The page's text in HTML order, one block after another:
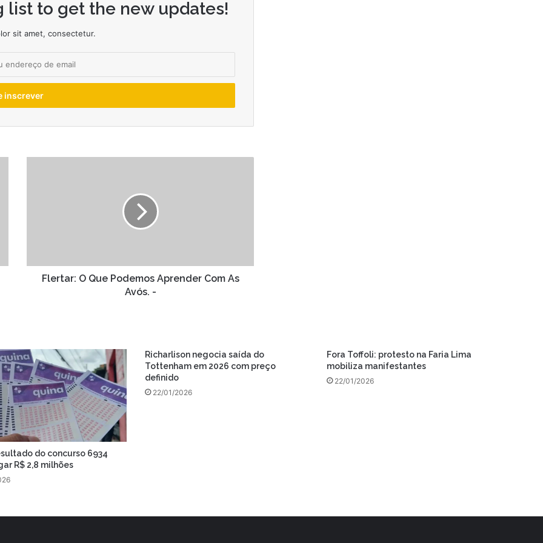
list to get the new updates!
sit amet, consectetur.
-
Flertar: O Que Podemos Aprender Com As
Avós. -
do concurso 6934
R$ 2,8 milhões
Richarlison negocia saída do
Tottenham em 2026 com preço
definido
22/01/2026
Fora Toffoli: protesto na Faria Lima
mobiliza manifestantes
22/01/2026